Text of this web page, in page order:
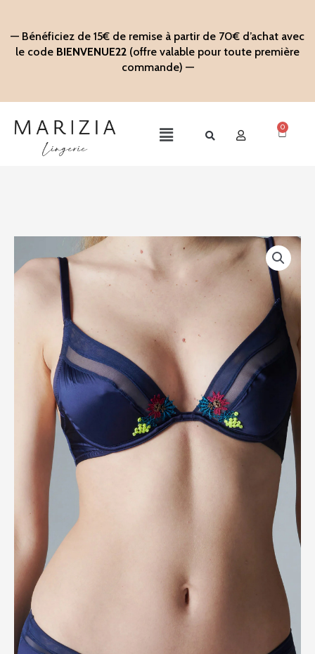
contenu
— Bénéficiez de 15€ de remise à partir de 70€ d’achat avec
le code BIENVENUE22 (offre valable pour toute première
commande) —
Main
0
Panier